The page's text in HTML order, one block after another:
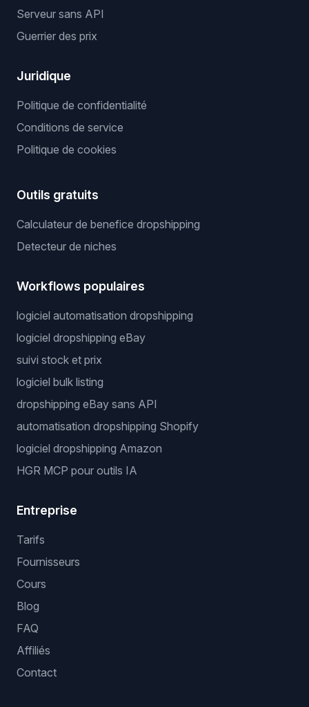
Serveur sans API
Guerrier des prix
Juridique
Politique de confidentialité
Conditions de service
Politique de cookies
Outils gratuits
Calculateur de benefice dropshipping
Detecteur de niches
Workflows populaires
logiciel automatisation dropshipping
logiciel dropshipping eBay
suivi stock et prix
logiciel bulk listing
dropshipping eBay sans API
automatisation dropshipping Shopify
logiciel dropshipping Amazon
HGR MCP pour outils IA
Entreprise
Tarifs
Fournisseurs
Cours
Blog
FAQ
Affiliés
Contact